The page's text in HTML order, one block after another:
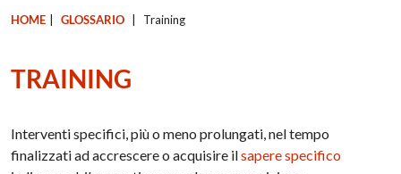
HOME GLOSSARIO Training
TRAINING
Interventi specifici, più o meno prolungati, nel tempo
finalizzati ad accrescere o acquisire ilsapere specifico